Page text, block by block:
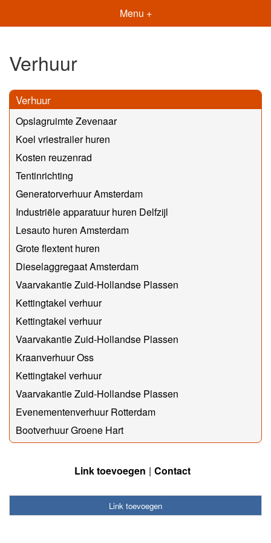
Menu +
Verhuur
Verhuur
Opslagruimte Zevenaar
Koel vriestrailer huren
Kosten reuzenrad
Tentinrichting
Generatorverhuur Amsterdam
Industriële apparatuur huren Delfzijl
Lesauto huren Amsterdam
Grote flextent huren
Dieselaggregaat Amsterdam
Vaarvakantie Zuid-Hollandse Plassen
Kettingtakel verhuur
Kettingtakel verhuur
Vaarvakantie Zuid-Hollandse Plassen
Kraanverhuur Oss
Kettingtakel verhuur
Vaarvakantie Zuid-Hollandse Plassen
Evenementenverhuur Rotterdam
Bootverhuur Groene Hart
Link toevoegen Contact
Link toevoegen